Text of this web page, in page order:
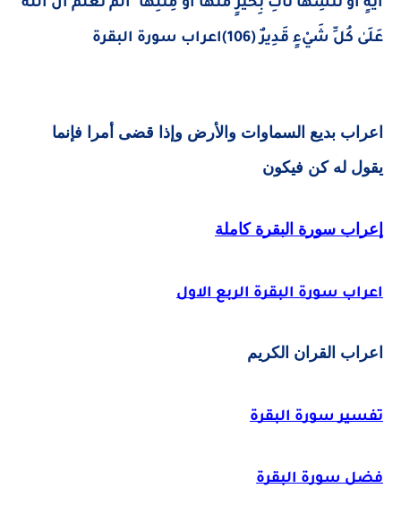
آيَةٍ أَوْ نُنسِهَا نَأْتِ بِخَيْرٍ مِّنْهَا أَوْ مِثْلِهَا ۗ أَلَمْ تَعْلَمْ أَنَّ اللَّهَ
عَلَىٰ كُلِّ شَيْءٍ قَدِيرٌ (106)اعراب سورة البقرة
اعراب بديع السماوات والأرض وإذا قضى أمرا فإنما
يقول له كن فيكون
إعراب سورة البقرة كاملة
اعراب سورة البقرة الربع الاول
اعراب القران الكريم
تفسير سورة البقرة
فضل سورة البقرة